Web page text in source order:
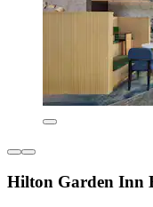
Hilton Garden Inn